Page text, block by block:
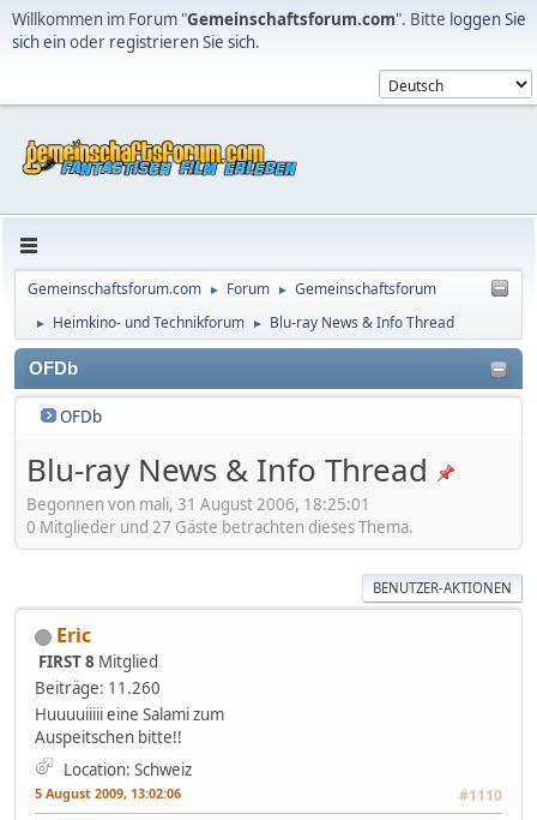
Willkommen im Forum "Gemeinschaftsforum.com". Bitte loggen Sie
sich einoder registrieren Sie sich.
Gemeinschaftsforum.com ► Forum ► Gemeinschaftsforum
► Heimkino- und Technikforum ► Blu-ray News & Info Thread
OFDb
OFDb
Blu-ray News & Info Thread
Begonnen von mali, 31 August 2006, 18:25:01
0 Mitglieder und 27 Gäste betrachten dieses Thema.
BENUTZER-AKTIONEN
Eric
FIRST 8 Mitglied
Beiträge: 11.260
Huuuuiiiii eine Salami zum
Auspeitschen bitte!!
Location: Schweiz
5 August 2009, 13:02:06 #1110